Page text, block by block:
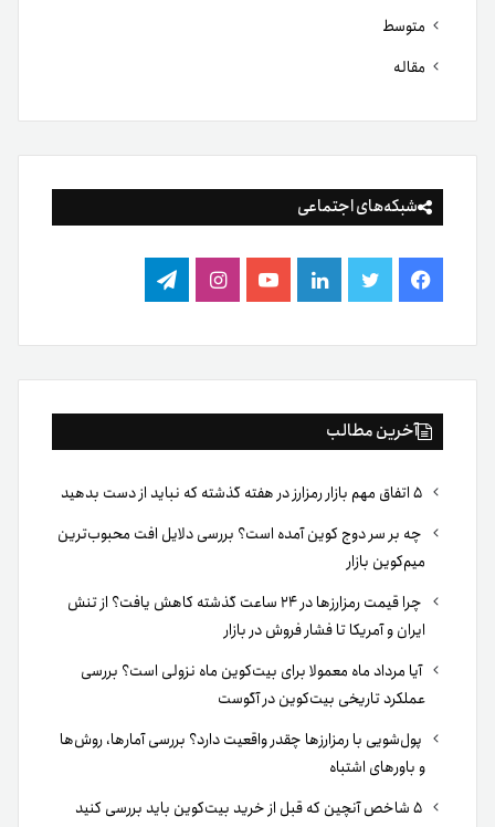
متوسط
مقاله
شبکه‌های اجتماعی
فیس
بوک
توییتر لینکدینیوتیوباینستاگرام
تلگرام
آخرین مطالب
چه بر سر دوج کوین آمده است؟ بررسی دلایل افت محبوب‌ترین
میم‌کوین بازار
چرا قیمت رمزارزها در ۲۴ ساعت گذشته کاهش یافت؟ از تنش
ایران و آمریکا تا فشار فروش در بازار
آیا مرداد ماه معمولا برای بیت‌کوین ماه نزولی است؟ بررسی
عملکرد تاریخی بیت‌کوین در آگوست
پول‌شویی با رمزارزها چقدر واقعیت دارد؟ بررسی آمارها، روش‌ها
و باورهای اشتباه